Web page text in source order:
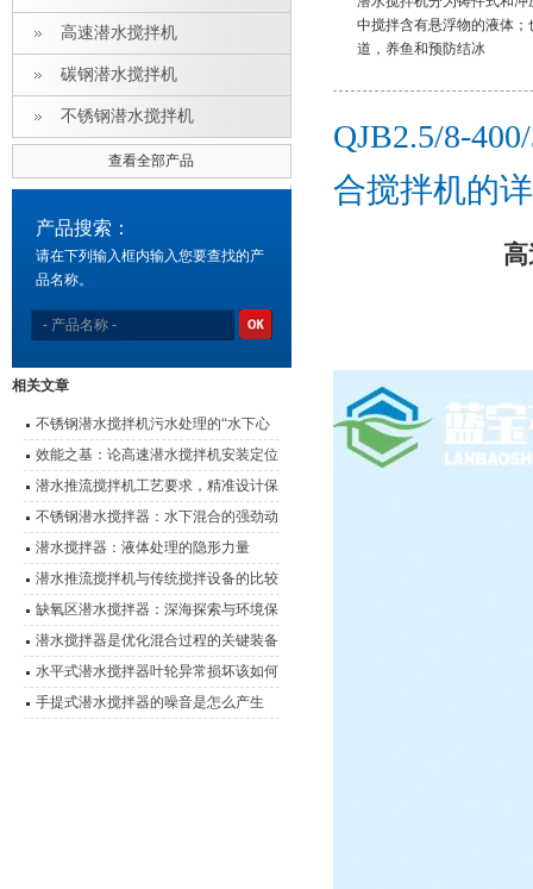
高速潜水搅拌机
碳钢潜水搅拌机
不锈钢潜水搅拌机
查看全部产品
产品搜索：
请在下列输入框内输入您要查找的产
品名称。
相关文章
不锈钢潜水搅拌机污水处理的“水下心
脏”
效能之基：论高速潜水搅拌机安装定位
的科学要诀
潜水推流搅拌机工艺要求，精准设计保
障水处理效能
不锈钢潜水搅拌器：水下混合的强劲动
力
潜水搅拌器：液体处理的隐形力量
潜水推流搅拌机与传统搅拌设备的比较
及优势对比
缺氧区潜水搅拌器：深海探索与环境保
护的设备
潜水搅拌器是优化混合过程的关键装备
水平式潜水搅拌器叶轮异常损坏该如何
有效解决呢？
手提式潜水搅拌器的噪音是怎么产生
中搅拌含有悬浮物的液体
道，养鱼和预防结冰
QJB2.5/8-
合搅拌机的